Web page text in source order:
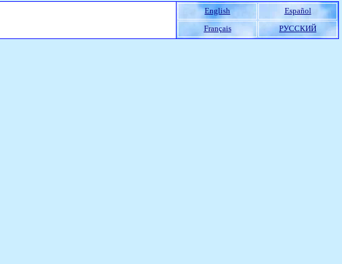
English
Español
Français
РУССКИЙ